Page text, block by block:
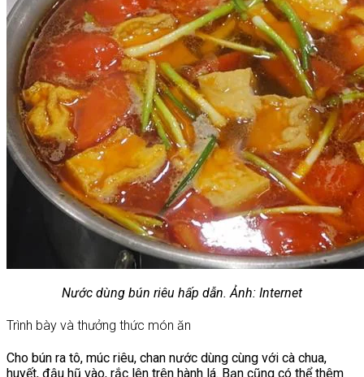
Nước dùng bún riêu hấp dẫn. Ảnh: Internet
Trình bày và thưởng thức món ăn
Cho bún ra tô, múc riêu, chan nước dùng cùng với cà chua,
huyết, đậu hũ vào, rắc lên trên hành lá. Bạn cũng có thể thêm